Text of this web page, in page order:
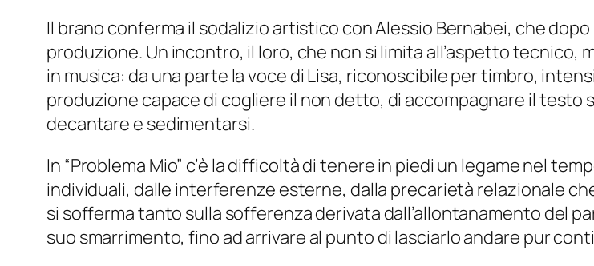
Il brano conferma il sodalizio artistico con Alessio Bernabei, che dopo
produzione. Un incontro, il loro, che non si limita all’aspetto tecnico,
in musica: da una parte la voce di Lisa, riconoscibile per timbro,
produzione capace di cogliere il non detto, di accompagnare il testo
decantare e sedimentarsi.
In “Problema Mio” c’è la difficoltà di tenere in piedi un legame nel
individuali, dalle interferenze esterne, dalla precarietà relazionale
si sofferma tanto sulla sofferenza derivata dall’allontanamento del
suo smarrimento, fino ad arrivare al punto di lasciarlo andare pur